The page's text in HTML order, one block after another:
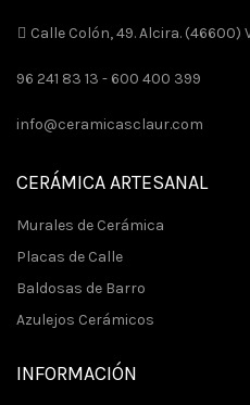
Calle Colón, 49. Alcira. (46600)
96 241 83 13 - 600 400 399
info@ceramicasclaur.com
CERÁMICA ARTESANAL
Murales de Cerámica
Placas de Calle
Baldosas de Barro
Azulejos Cerámicos
INFORMACIÓN